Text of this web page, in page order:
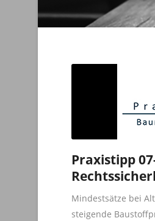
Praxistipp
Mindestsätze bei
steigende